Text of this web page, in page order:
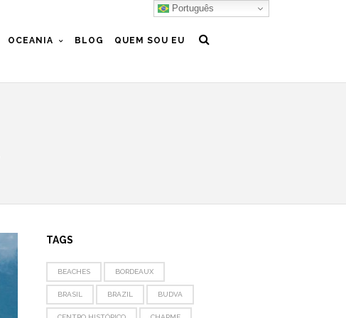
OCEANIA BLOG QUEM SOU EU
TAGS
BEACHES BORDEAUX
BRASIL BRAZIL BUDVA
Português